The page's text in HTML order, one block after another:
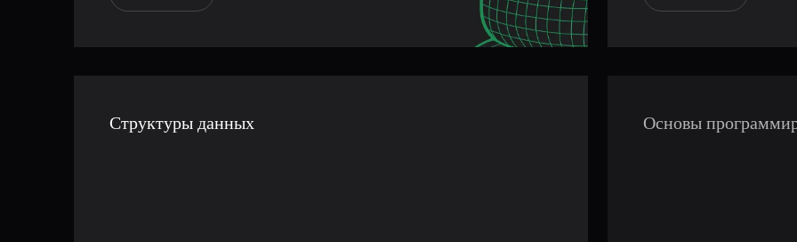
Структуры данных Основы